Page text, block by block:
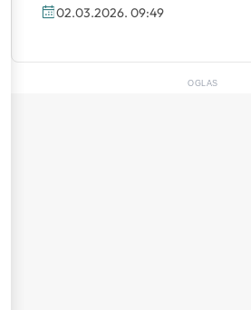
02.03.2026. 09:49
OGLAS